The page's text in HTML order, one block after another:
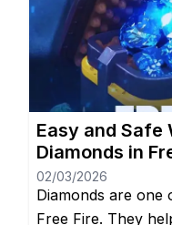
Easy and Safe
Diamonds in
02/03/2026
Diamonds are one
Free Fire. They